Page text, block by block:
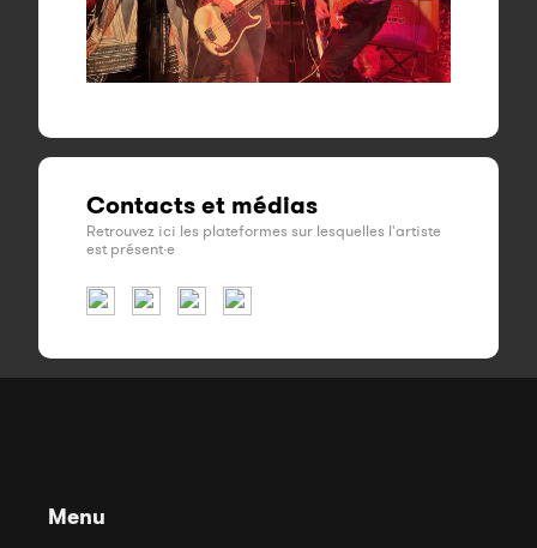
Contacts et médias
Retrouvez ici les plateformes sur lesquelles l'artiste
est présent·e
Menu